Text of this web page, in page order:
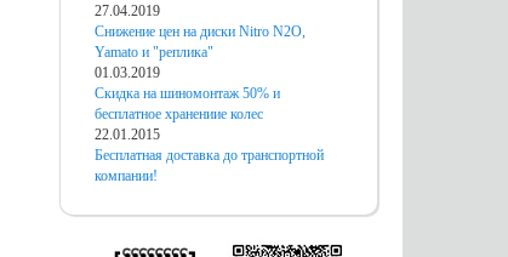
27.04.2019
Снижение цен на диски Nitro N2O,
Yamato и "реплика"
01.03.2019
Скидка на шиномонтаж 50% и
бесплатное хранениие колес
22.01.2015
Бесплатная доставка до транспортной
компании!